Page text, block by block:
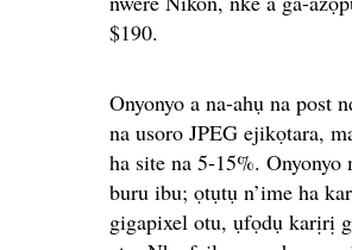
$190.
Onyonyo a na-ahụ na post
na usoro JPEG ejikọtara,
ha site na 5-15%. Onyonyo
buru ibu; ọtụtụ n’ime ha
gigapixel otu, ụfọdụ karịrị